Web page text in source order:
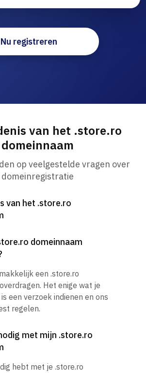
Nu registreren
van het .store.ro
domeinnaam
op veelgestelde vragen over
domeinregistratie
van het .store.ro
domeinnaam
een .store.ro
Het enige wat je
een verzoek indienen en ons
regelen.
met mijn .store.ro
hebt met je .store.ro